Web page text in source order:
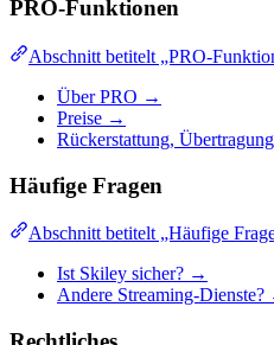
PRO-Funktionen
Abschnitt betitelt „PRO-
Über PRO →
Preise →
Rückerstattung,
Häufige Fragen
Abschnitt betitelt „Häufige
Ist Skiley sicher? →
Andere Streaming-Dienste?